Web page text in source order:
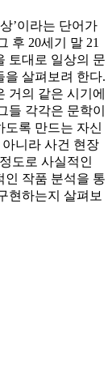
’이라는 단어가
후 20세기 말 21
토대로 일상의 문
을 살펴보려 한다.
거의 같은 시기에
들 각각은 문학이
도록 만드는 자신
니라 사건 현장
도로 사실적인
인 작품 분석을 통
현하는지 살펴보